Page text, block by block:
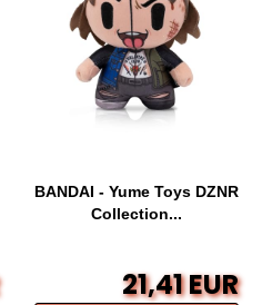
BANDAI - Yume Toys DZNR
Collection...
21,41 EUR